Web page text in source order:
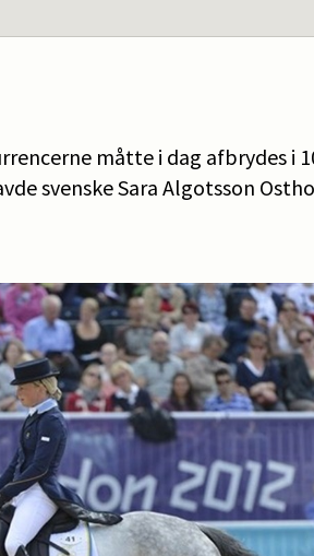
måtte i dag afbrydes i
svenske Sara Algotsson